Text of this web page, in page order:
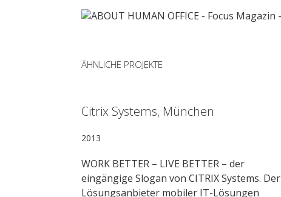
ÄHNLICHE PROJEKTE
Citrix Systems, München
2013
WORK BETTER – LIVE BETTER – der
eingängige Slogan von CITRIX Systems. Der
Lösungsanbieter mobiler IT-Lösungen